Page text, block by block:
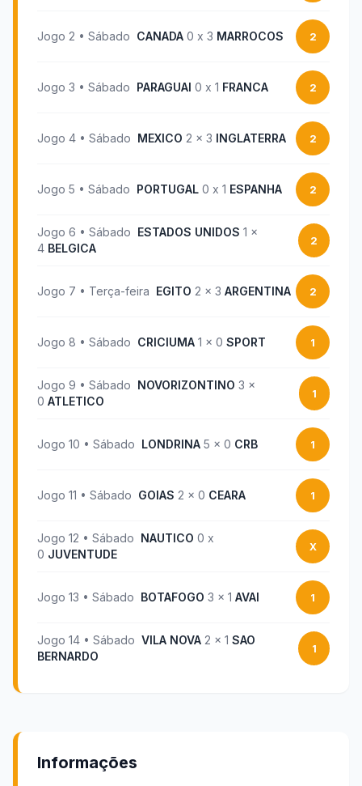
Jogo 2 • Sábado CANADA 0 x 3 MARROCOS 2
Jogo 3 • Sábado PARAGUAI 0 x 1 FRANCA 2
Jogo 4 • Sábado MEXICO 2 x 3 INGLATERRA 2
Jogo 5 • Sábado PORTUGAL 0 x 1 ESPANHA 2
Jogo 6 • Sábado ESTADOS UNIDOS 1 x
4 BELGICA
2
Jogo 7 • Terça-feira EGITO 2 x 3 ARGENTINA 2
Jogo 8 • Sábado CRICIUMA 1 x 0 SPORT 1
Jogo 9 • Sábado NOVORIZONTINO 3 x
0 ATLETICO
1
Jogo 10 • Sábado LONDRINA 5 x 0 CRB 1
Jogo 11 • Sábado GOIAS 2 x 0 CEARA 1
Jogo 12 • Sábado NAUTICO 0 x
0 JUVENTUDE
X
Jogo 13 • Sábado BOTAFOGO 3 x 1 AVAI 1
Jogo 14 • Sábado VILA NOVA 2 x 1 SAO
BERNARDO
1
Informações